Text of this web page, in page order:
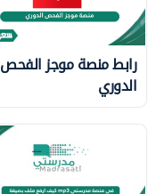
رابط منصة موجز الفحص
الدوري